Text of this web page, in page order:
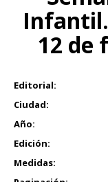
12 de
Editorial:
Ciudad:
Año:
Edición:
Medidas: